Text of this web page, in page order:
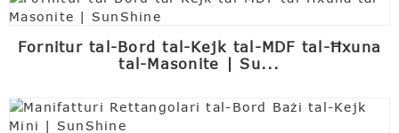
Fornitur tal-Bord tal-Kejk tal-MDF tal-Ħxuna
tal-Masonite | Su...